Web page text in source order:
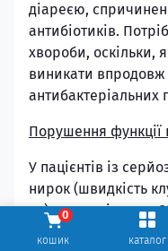
каталог
кошик
0
діареєю,
антибіотиків.
хвороби, оскільки,
виникати впродовж
антибактеріальних
Порушення функції
У пацієнтів із
нирок (швидкість
хв) спостерігалося
експозиції